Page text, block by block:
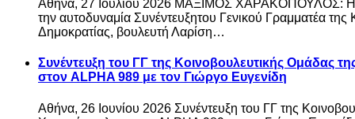
Αθήνα, 27 Ιουλίου 2026 ΜΑΞΙΜΟΣ ΧΑΡΑΚΟΠΟΥΛΟΣ: Η
την αυτοδυναμία Συνέντευξητου Γενικού Γραμματέα
Δημοκρατίας, βουλευτή Λαρίση…
Συνέντευξη του ΓΓ της Κοινοβουλευτικής Ομάδας
στον ALPHA 989 με τον Γιώργο Ευγενίδη
Αθήνα, 26 Ιουνίου 2026 Συνέντευξη του ΓΓ της